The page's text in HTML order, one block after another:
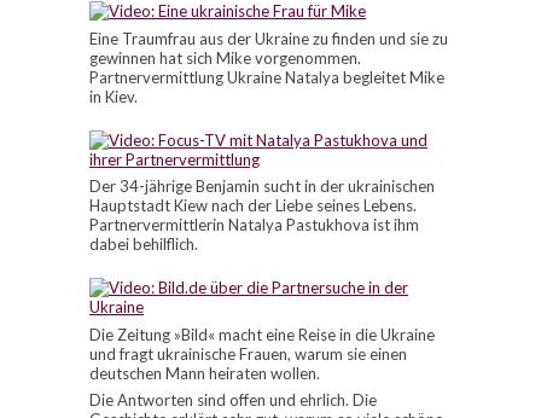
Eine Traumfrau aus der Ukraine zu finden und sie zu
gewinnen hat sich Mike vorgenommen.
Partnervermittlung Ukraine Natalya begleitet Mike
in Kiev.
Der 34-jährige Benjamin sucht in der ukrainischen
Hauptstadt Kiew nach der Liebe seines Lebens.
Partnervermittlerin Natalya Pastukhova ist ihm
dabei behilflich.
Die Zeitung »Bild« macht eine Reise in die Ukraine
und fragt ukrainische Frauen, warum sie einen
deutschen Mann heiraten wollen.
Die Antworten sind offen und ehrlich. Die